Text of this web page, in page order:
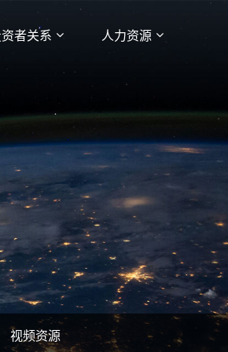
者关系 人力资源
视频资源